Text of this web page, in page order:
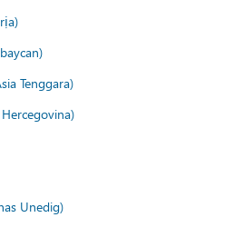
Tenggara)
Unedig)